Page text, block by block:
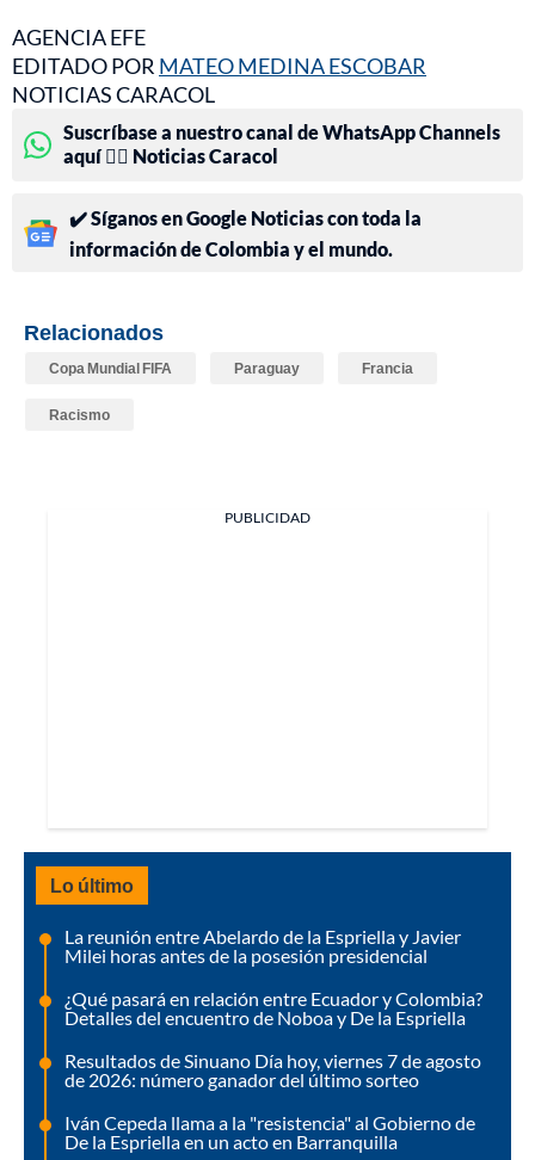
AGENCIA EFE
EDITADO POR MATEO MEDINA ESCOBAR
NOTICIAS CARACOL
Suscríbase a nuestro canal de WhatsApp Channels
aquí 👉🏻 Noticias Caracol
✔️ Síganos en Google Noticias con toda la
información de Colombia y el mundo.
Relacionados
Copa Mundial FIFA Paraguay Francia
Racismo
PUBLICIDAD
Lo último
La reunión entre Abelardo de la Espriella y Javier
Milei horas antes de la posesión presidencial
¿Qué pasará en relación entre Ecuador y Colombia?
Detalles del encuentro de Noboa y De la Espriella
Resultados de Sinuano Día hoy, viernes 7 de agosto
de 2026: número ganador del último sorteo
Iván Cepeda llama a la "resistencia" al Gobierno de
De la Espriella en un acto en Barranquilla